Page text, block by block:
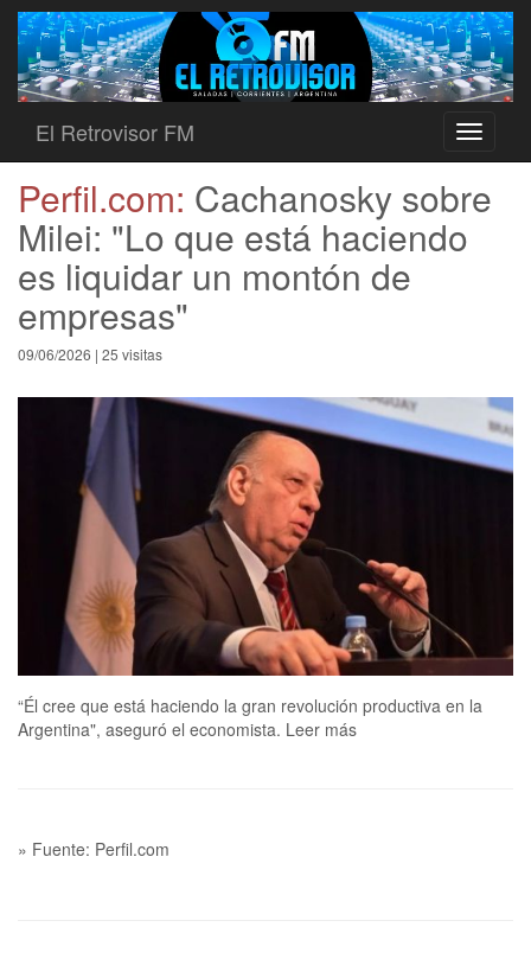
Toggle
El Retrovisor FM
Perfil.com: Cachanosky sobre
Milei: "Lo que está haciendo
es liquidar un montón de
empresas"
09/06/2026 | 25 visitas
“Él cree que está haciendo la gran revolución productiva en la
Argentina", aseguró el economista. Leer más
» Fuente: Perfil.com